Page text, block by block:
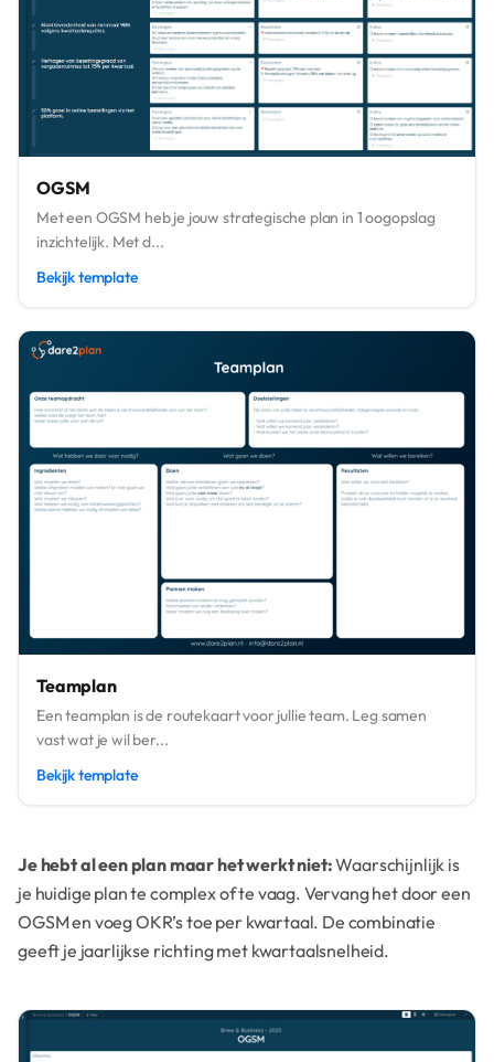
OGSM
Met een OGSM heb je jouw strategische plan in 1 oogopslag
inzichtelijk. Met d...
Bekijk template
Teamplan
Een teamplan is de routekaart voor jullie team. Leg samen
vast wat je wil ber...
Bekijk template
Je hebt al een plan maar het werkt niet:Waarschijnlijk is
je huidige plan te complex of te vaag. Vervang het door een
OGSM en voeg OKR’s toe per kwartaal. De combinatie
geeft je jaarlijkse richting met kwartaalsnelheid.